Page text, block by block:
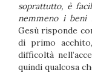
soprattutto, è
nemmeno i beni
Gesù risponde
di primo
difficoltà
quindi qualcosa